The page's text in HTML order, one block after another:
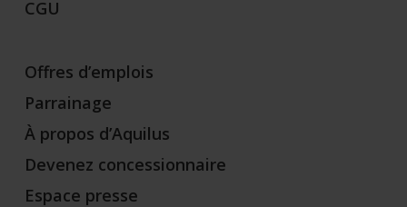
CGU
Offres d’emplois
Parrainage
À propos d’Aquilus
Devenez concessionnaire
Espace presse